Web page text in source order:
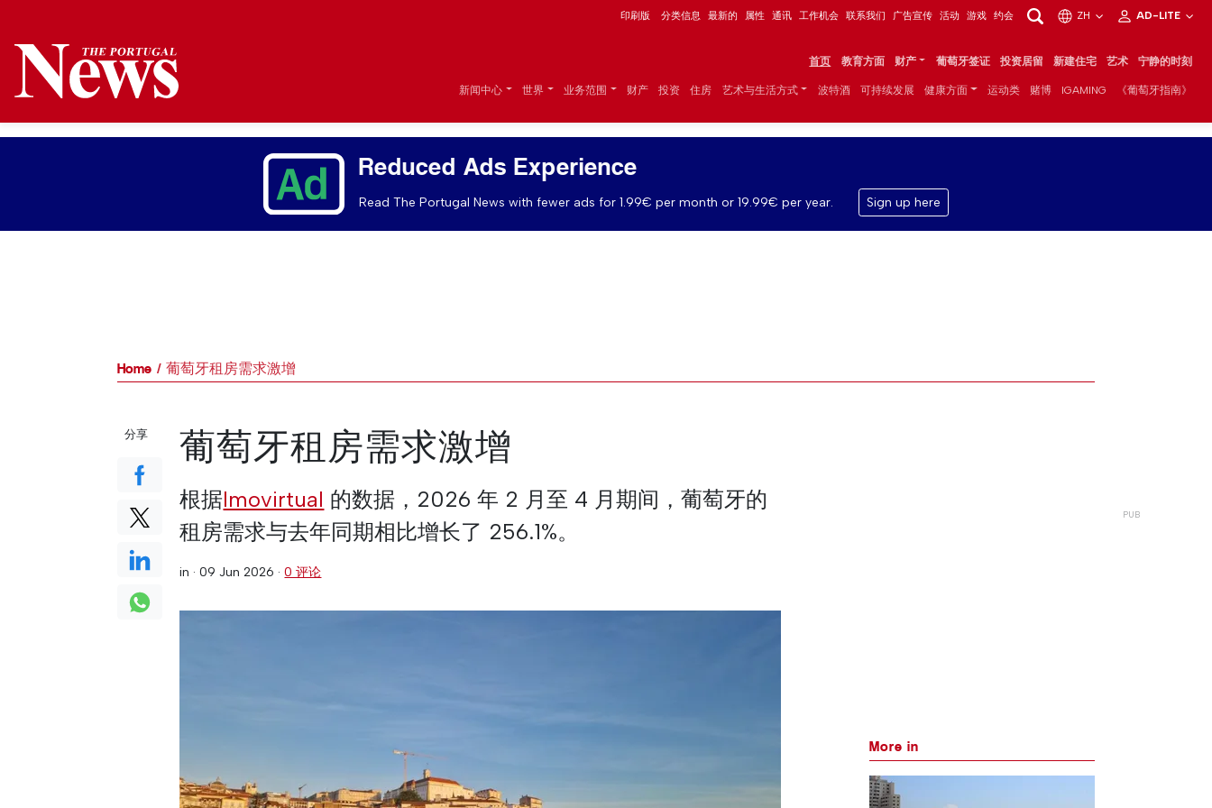
印刷版 分类信息 最新的 属性 通讯 工作机会 联系我们 广告宣传 活动 游戏 约会 ZH AD-LITE
首页 教育方面 财产 葡萄牙签证 投资居留 新建住宅 艺术 宁静的时刻
新闻中心 世界 业务范围 财产 投资 住房 艺术与生活方式 波特酒 可持续发展 健康方面 运动类 赌博 IGAMING 《葡萄牙指南》
Reduced Ads Experience
Read The Portugal News with fewer ads for 1.99€ per month or 19.99€ per year. Sign up here
Home 葡萄牙租房需求激增
葡萄牙租房需求激增
根据Imovirtual 的数据，2026 年 2 月至 4 月期间，葡萄牙的
租房需求与去年同期相比增长了 256.1%。
in ·09 Jun 2026 ·0 评论
分享
More in